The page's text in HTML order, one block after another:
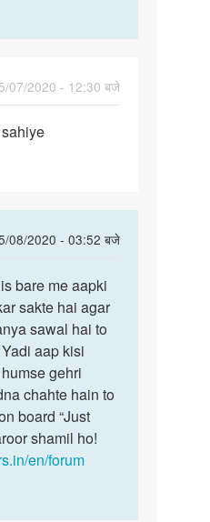
07/2020 - 12:30 बजे
08/2020 - 03:52 बजे
bare me aapki
sakte hai agar
sawal hai to
aap kisi
gehri
chahte hain to
board “Just
shamil ho!
en/forum